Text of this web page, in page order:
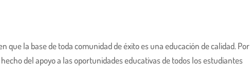
que la base de toda comunidad de éxito es una educación de calidad. Por
del apoyo a las oportunidades educativas de todos los estudiantes